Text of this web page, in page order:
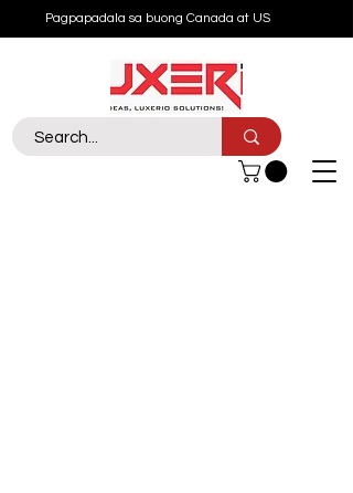
Pagpapadala sa buong Canada at US